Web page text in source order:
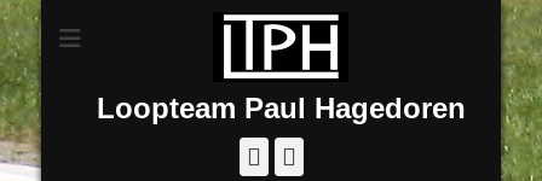
Loopteam Paul Hagedoren
Facebook